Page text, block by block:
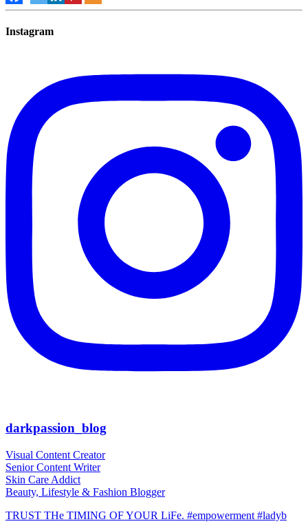
Instagram
darkpassion_blog
Visual Content Creator
Senior Content Writer
Skin Care Addict
Beauty, Lifestyle & Fashion Blogger
TRUST THe TIMING OF YOUR LiFe. #empowerment #ladyb